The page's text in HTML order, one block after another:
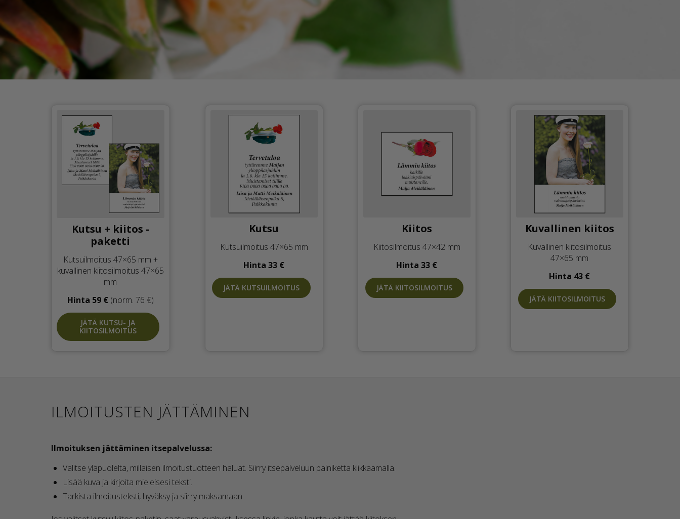
Kutsu + kiitos -
paketti
Kutsuilmoitus 47×65 mm +
kuvallinen kiitosilmoitus 47×65
mm
Hinta 59 € (norm. 76 €)
JÄTÄ KUTSU- JA
KIITOSILMOITUS
Kutsu
Kutsuilmoitus 47×65 mm
Hinta 33 €
JÄTÄ KUTSUILMOITUS
Kiitos
Kiitosilmoitus 47×42 mm
Hinta 33 €
JÄTÄ KIITOSILMOITUS
Kuvallinen kiitos
Kuvallinen kiitosilmoitus
47×65 mm
Hinta 43 €
JÄTÄ KIITOSILMOITUS
ILMOITUSTEN JÄTTÄMINEN
Ilmoituksen jättäminen itsepalvelussa:
Valitse yläpuolelta, millaisen ilmoitustuotteen haluat. Siirry itsepalveluun painiketta klikkaamalla.
Lisää kuva ja kirjoita mieleisesi teksti.
Tarkista ilmoitusteksti, hyväksy ja siirry maksamaan.